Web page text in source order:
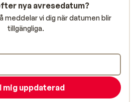
nya avresedatum?
meddelar vi dig när datumen blir
tillgängliga.
mig uppdaterad